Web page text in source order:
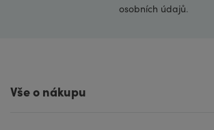
osobních údajů.
Vše o nákupu